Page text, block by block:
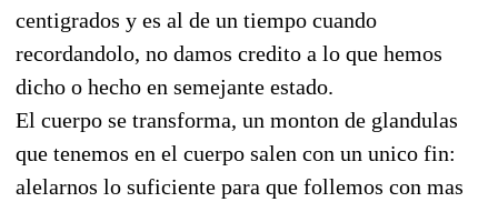
centigrados y es al de un tiempo cuando
recordandolo, no damos credito a lo que hemos
dicho o hecho en semejante estado.
El cuerpo se transforma, un monton de glandulas
que tenemos en el cuerpo salen con un unico fin:
alelarnos lo suficiente para que follemos con mas